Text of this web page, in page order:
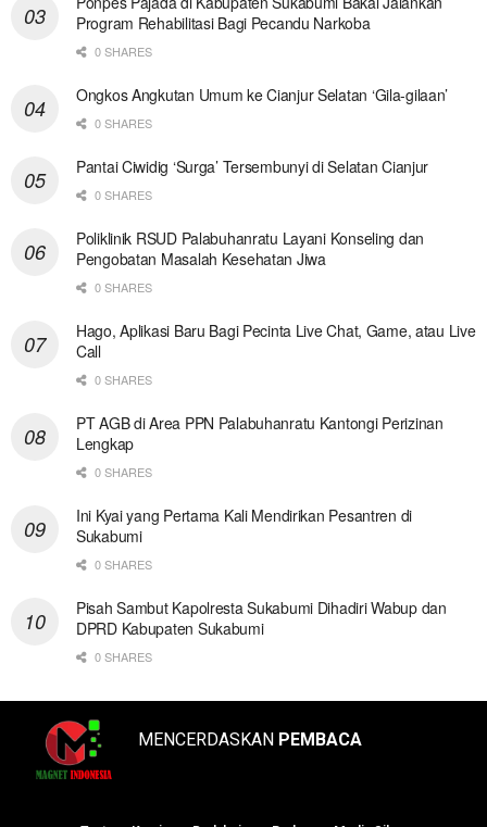
Program Rehabilitasi Bagi Pecandu Narkoba
0 SHARES
Ongkos Angkutan Umum ke Cianjur Selatan ‘Gila-gilaan’
0 SHARES
Pantai Ciwidig ‘Surga’ Tersembunyi di Selatan Cianjur
0 SHARES
Poliklinik RSUD Palabuhanratu Layani Konseling dan
Pengobatan Masalah Kesehatan Jiwa
0 SHARES
Hago, Aplikasi Baru Bagi Pecinta Live Chat, Game, atau Live
Call
0 SHARES
PT AGB di Area PPN Palabuhanratu Kantongi Perizinan
Lengkap
0 SHARES
Ini Kyai yang Pertama Kali Mendirikan Pesantren di
Sukabumi
0 SHARES
Pisah Sambut Kapolresta Sukabumi Dihadiri Wabup dan
DPRD Kabupaten Sukabumi
0 SHARES
MENCERDASKAN PEMBACA